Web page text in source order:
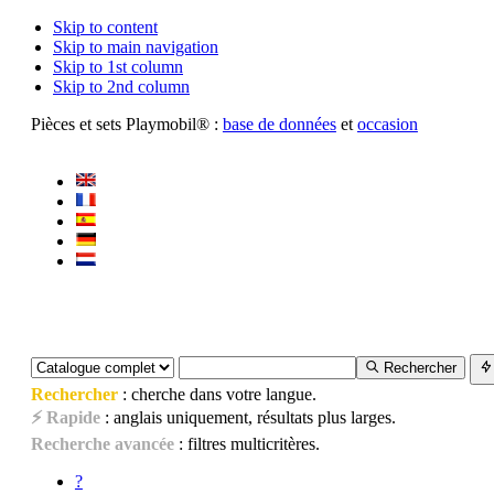
Skip to content
Skip to main navigation
Skip to 1st column
Skip to 2nd column
Pièces et sets Playmobil® : base de donnéeset occasion
Rechercher
Rechercher: cherche dans votre langue.
⚡ Rapide: anglais uniquement, résultats plus larges.
Recherche avancée: filtres multicritères.
?